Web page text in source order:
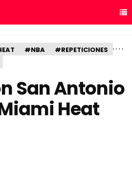
,,
#NBA ,
#REPETICIONES ,
San Antonio
Heat